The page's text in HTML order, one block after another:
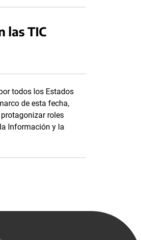
las TIC
todos los Estados
de esta fecha,
roles
Información y la